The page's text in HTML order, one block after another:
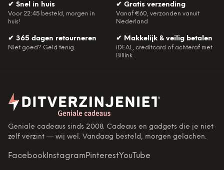
✔ Snel in huis
Voor 22:45 besteld, morgen in
huis!
✔ Gratis verzending
Vanaf €60, verzonden vanuit
Nederland
✔ 365 dagen retourneren
Niet goed? Geld terug.
✔ Makkelijk & veilig betalen
iDEAL, creditcard of achteraf met
Billink
Geniale cadeaus sinds 2008. Cadeaus en gadgets die je niet
zelf verzint — wij wel. Vandaag besteld, morgen gelachen.
Facebook InstagramPinterestYouTube